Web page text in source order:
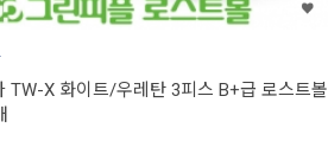
TW-X 화이트/우레탄 3피스 B+급 로스트볼